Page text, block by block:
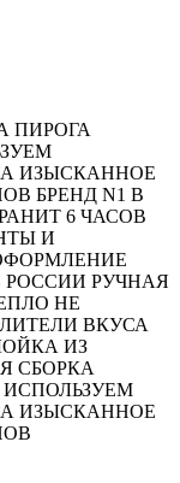
ПИРОГА
ИЗЫСКАННОЕ
БРЕНД N1 В
6 ЧАСОВ
И
РОССИИ РУЧНАЯ
НЕ
ВКУСА
ИЗ
СБОРКА
ИСПОЛЬЗУЕМ
ИЗЫСКАННОЕ